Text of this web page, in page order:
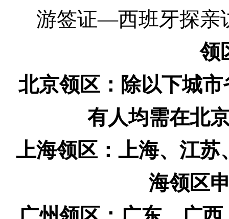
游签证—西班牙探亲
领
北京领区：除以下城
有人均需在北
上海领区：上海、江苏
海领区